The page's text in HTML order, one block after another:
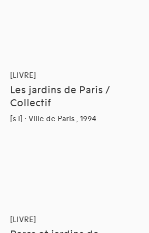
[LIVRE]
Les jardins de Paris /
Collectif
[s.l] : Ville de Paris , 1994
[LIVRE]